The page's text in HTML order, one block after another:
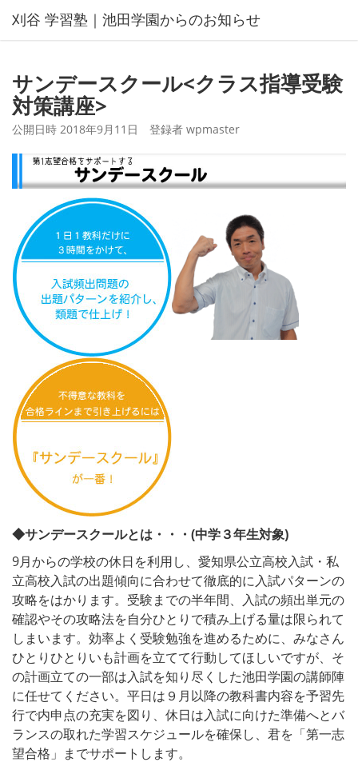
刈谷 学習塾｜池田学園からのお知らせ
サンデースクール<クラス指導受験
対策講座>
公開日時 2018年9月11日 登録者 wpmaster
◆サンデースクールとは・・・(中学３年生対象)
9月からの学校の休日を利用し、愛知県公立高校入試・私
立高校入試の出題傾向に合わせて徹底的に入試パターンの
攻略をはかります。受験までの半年間、入試の頻出単元の
確認やその攻略法を自分ひとりで積み上げる量は限られて
しまいます。効率よく受験勉強を進めるために、みなさん
ひとりひとりいも計画を立てて行動してほしいですが、そ
の計画立ての一部は入試を知り尽くした池田学園の講師陣
に任せてください。平日は９月以降の教科書内容を予習先
行で内申点の充実を図り、休日は入試に向けた準備へとバ
ランスの取れた学習スケジュールを確保し、君を「第一志
望合格」までサポートします。